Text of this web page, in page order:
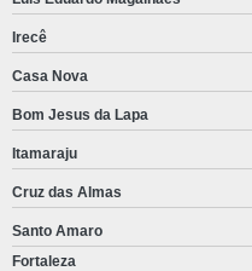
Irecê
Casa Nova
Bom Jesus da Lapa
Itamaraju
Cruz das Almas
Santo Amaro
Fortaleza